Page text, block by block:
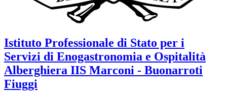
Istituto Professionale di Stato per i
Servizi di Enogastronomia e Ospitalità
Alberghiera IIS Marconi - Buonarroti
Fiuggi